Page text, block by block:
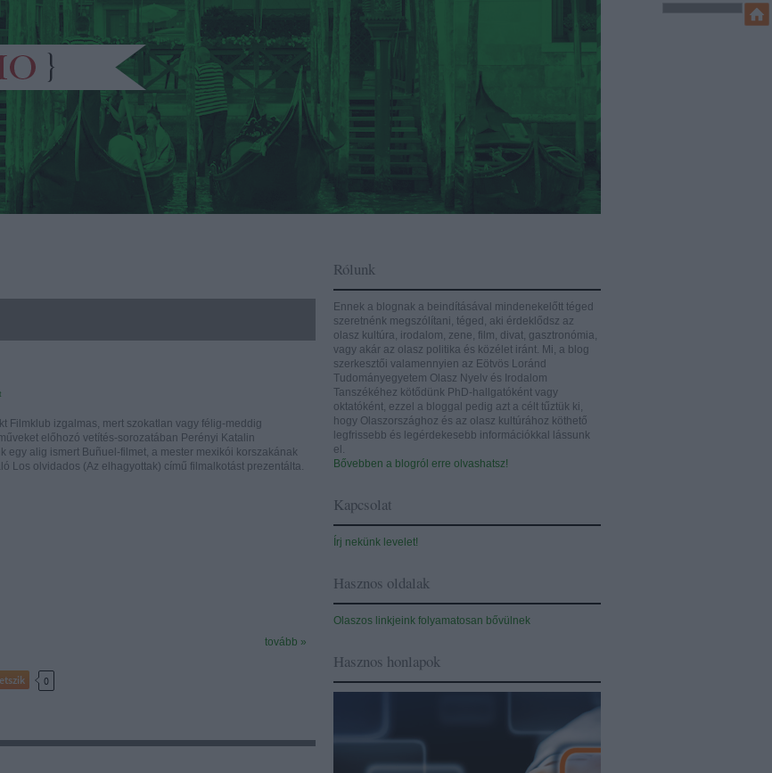
Rólunk
Ennek a blognak a beindításával mindenekelőtt téged
szeretnénk megszólítani, téged, aki érdeklődsz az
olasz kultúra, irodalom, zene, film, divat, gasztronómia,
vagy akár az olasz politika és közélet iránt. Mi, a blog
szerkesztői valamennyien az Eötvös Loránd
Tudományegyetem Olasz Nyelv és Irodalom
Tanszékéhez kötődünk PhD-hallgatóként vagy
oktatóként, ezzel a bloggal pedig azt a célt tűztük ki,
hogy Olaszországhoz és az olasz kultúrához köthető
legfrissebb és legérdekesebb információkkal lássunk
el.
Bővebben a blogról erre olvashatsz!
Kapcsolat
Írj nekünk levelet!
Hasznos oldalak
Olaszos linkjeink folyamatosan bővülnek
Hasznos honlapok
Filmklub izgalmas, mert szokatlan vagy félig-meddig
előhozó vetítés-sorozatában Perényi Katalin
egy alig ismert Buñuel-filmet, a mester mexikói korszakának
Los olvidados (Az elhagyottak) című filmalkotást prezentálta.
tovább »
0